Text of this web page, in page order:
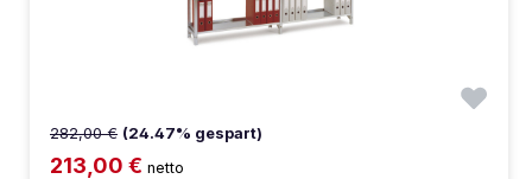
282,00 € (24.47% gespart)
213,00 € netto